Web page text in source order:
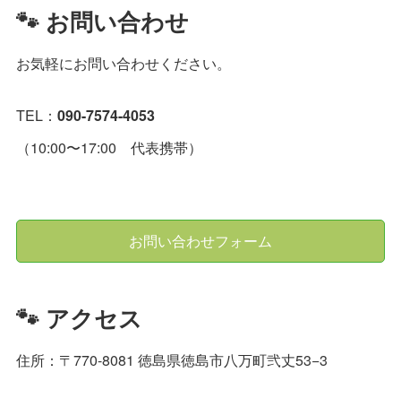
🐾 お問い合わせ
お気軽にお問い合わせください。
TEL：090-7574-4053
（10:00〜17:00 代表携帯）
お問い合わせフォーム
🐾 アクセス
住所：〒770-8081 徳島県徳島市八万町弐丈53−3